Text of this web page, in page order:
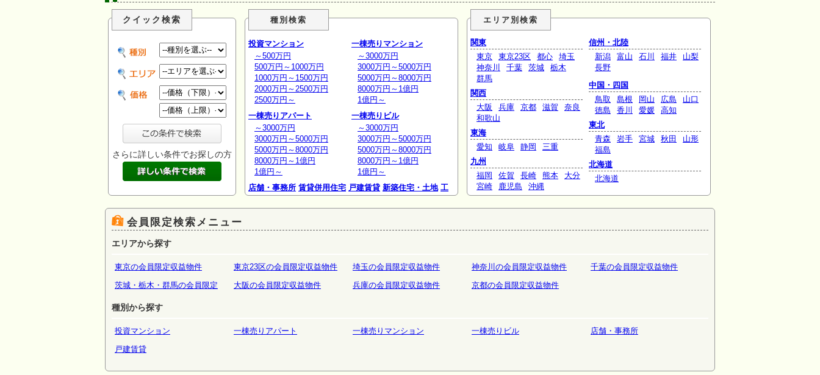
クイック検索
さらに詳しい条件でお探しの方
種別検索
投資マンション
～500万円
500万円～1000万円
1000万円～1500万円
2000万円～2500万円
2500万円～
一棟売りアパート
～3000万円
3000万円～5000万円
5000万円～8000万円
8000万円～1億円
1億円～
一棟売りマンション
～3000万円
3000万円～5000万円
5000万円～8000万円
8000万円～1億円
1億円～
一棟売りビル
～3000万円
3000万円～5000万円
5000万円～8000万円
8000万円～1億円
1億円～
店舗・事務所 賃貸併用住宅 戸建賃貸 新築住宅・土地 工
エリア別検索
関東
東京
東京23区 都心
埼玉
神奈川
千葉 茨城
栃木
群馬
関西
大阪
兵庫 京都 滋賀
奈良
和歌山
東海
愛知
岐阜 静岡
三重
九州
福岡
佐賀 長崎 熊本
大分
宮崎
鹿児島 沖縄
信州・北陸
新潟
富山 石川 福井
山梨
長野
中国・四国
鳥取
島根 岡山 広島
山口
徳島
香川 愛媛
高知
東北
青森
岩手 宮城 秋田
山形
福島
北海道
北海道
会員限定検索メニュー
エリアから探す
東京の会員限定収益物件 東京23区の会員限定収益物件 埼玉の会員限定収益物件 神奈川の会員限定収益物件
千葉の会員限定収益物件
茨城・栃木・群馬の会員限定
大阪の会員限定収益物件 兵庫の会員限定収益物件 京都の会員限定収益物件
種別から探す
投資マンション 一棟売りアパート 一棟売りマンション 一棟売りビル
店舗・事務所
戸建賃貸